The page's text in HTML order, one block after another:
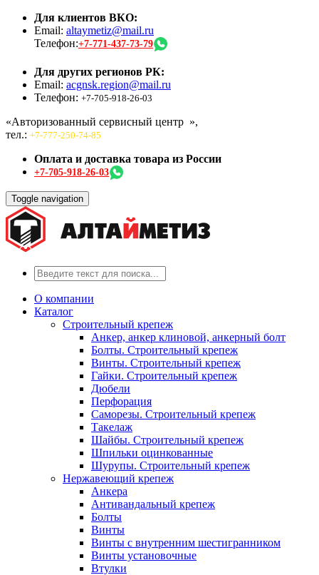
Для клиентов ВКО:
Email: altaymetiz@mail.ru
Телефон:+7-771-437-73-79
Для других регионов РК:
Email: acgnsk.region@mail.ru
Телефон: +7-705-918-26-03
«Авторизованный сервисный центр »,
тел.: +7-777-250-74-85
Оплата и доставка товара из России
+7-705-918-26-03
Toggle navigation
О компании
Каталог
Строительный крепеж
Анкер, анкер клиновой, анкерный болт
Болты. Строительный крепеж
Винты. Строительный крепеж
Гайки. Строительный крепеж
Дюбели
Перфорация
Саморезы. Строительный крепеж
Такелаж
Шайбы. Строительный крепеж
Шпильки оцинкованные
Шурупы. Строительный крепеж
Нержавеющий крепеж
Анкера
Антивандальный крепеж
Болты
Винты
Винты с внутренним шестигранником
Винты установочные
Втулки